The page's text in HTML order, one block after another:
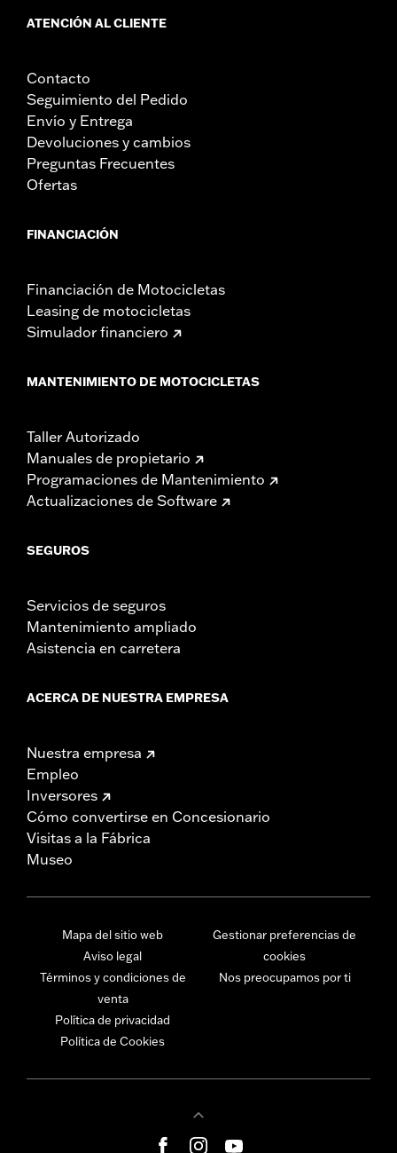
ATENCIÓN AL CLIENTE
Contacto
Seguimiento del Pedido
Envío y Entrega
Devoluciones y cambios
Preguntas Frecuentes
Ofertas
FINANCIACIÓN
Financiación de Motocicletas
Leasing de motocicletas
Simulador financiero
MANTENIMIENTO DE MOTOCICLETAS
Taller Autorizado
Manuales de propietario
Programaciones de Mantenimiento
Actualizaciones de Software
SEGUROS
Servicios de seguros
Mantenimiento ampliado
Asistencia en carretera
ACERCA DE NUESTRA EMPRESA
Nuestra empresa
Empleo
Inversores
Cómo convertirse en Concesionario
Visitas a la Fábrica
Museo
Mapa del sitio web
Aviso legal
Términos y condiciones de
venta
Política de privacidad
Política de Cookies
Gestionar preferencias de
cookies
Nos preocupamos por ti